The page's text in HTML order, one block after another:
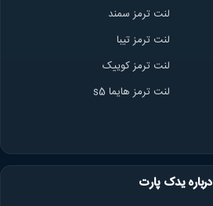
لنت ترمز سمند
لنت ترمز تیبا
لنت ترمز کوییک
لنت ترمز هایما s5
درباره یدک پارت